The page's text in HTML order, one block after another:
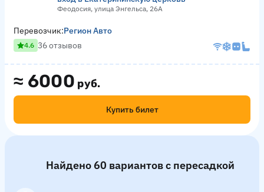
Феодосия, улица Энгельса, 26А
≈ 6000 руб.
Купить билет
Перевозчик:Регион Авто
4.6 36 отзывов
Найдено 60 вариантов с пересадкой